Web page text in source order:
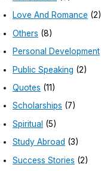
Love And Romance (2)
Others (8)
Personal Development
Public Speaking (2)
Quotes (11)
Scholarships (7)
Spiritual (5)
Study Abroad (3)
Success Stories (2)